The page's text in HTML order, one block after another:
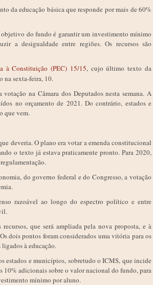
da educação básica que responde por mais de 60%
do fundo é garantir um investimento mínimo
a desigualdade entre regiões. Os recursos são
à Constituição (PEC) 15/15, cujo último texto da
na sexta-feira, 10.
na Câmara dos Deputados nesta semana. A
no orçamento de 2021. Do contrário, estados e
que vem.
deveria. O plano era votar a emenda constitucional
o texto já estava praticamente pronto. Para 2020,
do governo federal e do Congresso, a votação
razoável ao longo do espectro político e entre
que será ampliada pela nova proposta, e à
dois pontos foram considerados uma vitória para os
à educação.
estados e municípios, sobretudo o ICMS, que incide
10% adicionais sobre o valor nacional do fundo, para
mínimo por aluno.